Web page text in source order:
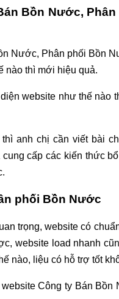
Bồn Nước, Phân
Nước, Phân phối Bồn
nào thì mới hiệu quả.
website như thế nào
anh chị cần viết bài
cấp các kiến thức
phối Bồn Nước
trọng, website có
website load nhanh
nào, liệu có hỗ trợ tốt
Công ty Bán Bồn